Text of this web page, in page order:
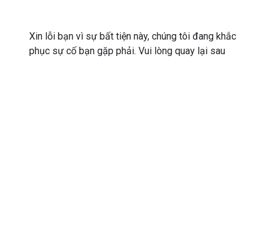
Xin lỗi bạn vì sự bất tiện này, chúng tôi đang khắc
phục sự cố bạn gặp phải. Vui lòng quay lại sau